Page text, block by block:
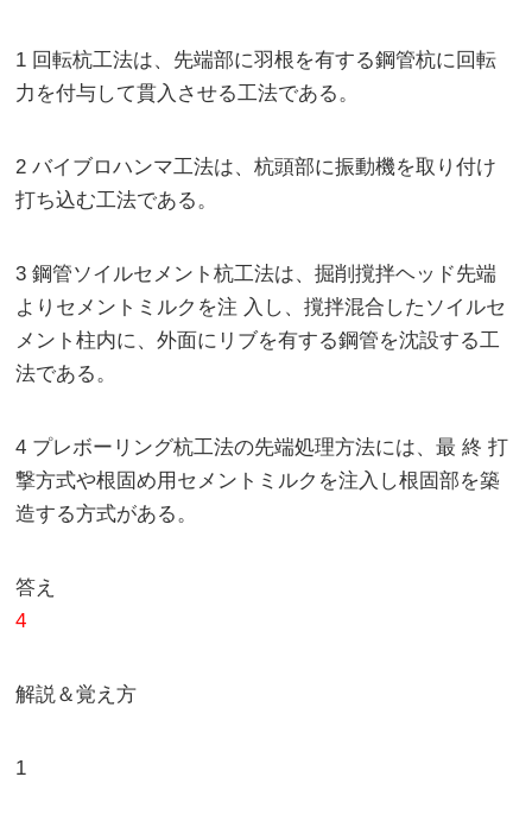
1 回転杭工法は、先端部に羽根を有する鋼管杭に回転
力を付与して貫入させる工法である。
2 バイブロハンマ工法は、杭頭部に振動機を取り付け
打ち込む工法である。
3 鋼管ソイルセメント杭工法は、掘削撹拌ヘッド先端
よりセメントミルクを注 入し、撹拌混合したソイルセ
メント柱内に、外面にリブを有する鋼管を沈設する工
法である。
4 プレボーリング杭工法の先端処理方法には、最 終 打
撃方式や根固め用セメントミルクを注入し根固部を築
造する方式がある。
答え
4
解説＆覚え方
1